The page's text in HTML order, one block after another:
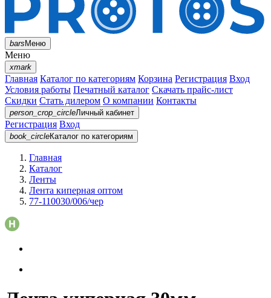
barsМеню
Меню
xmark
Главная Каталог по категориям Корзина Регистрация Вход
Условия работы Печатный каталог Скачать прайс-лист
Скидки Стать дилером О компании Контакты
person_crop_circleЛичный кабинет
Регистрация Вход
book_circleКаталог по категориям
Главная
Каталог
Ленты
Лента киперная оптом
77-110030/006/чер